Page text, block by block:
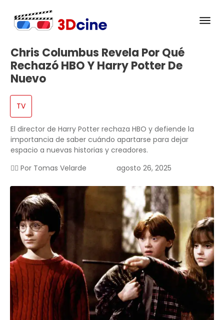
Chris Columbus Revela Por Qué
Rechazó HBO Y Harry Potter De
Nuevo
TV
El director de Harry Potter rechaza HBO y defiende la
importancia de saber cuándo apartarse para dejar
espacio a nuevas historias y creadores.
✍🏻 Por Tomas Velarde agosto 26, 2025